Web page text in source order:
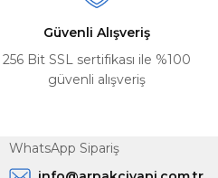
Güvenli Alışveriş
256 Bit SSL sertifikası ile %100
güvenli alışveriş
WhatsApp Sipariş